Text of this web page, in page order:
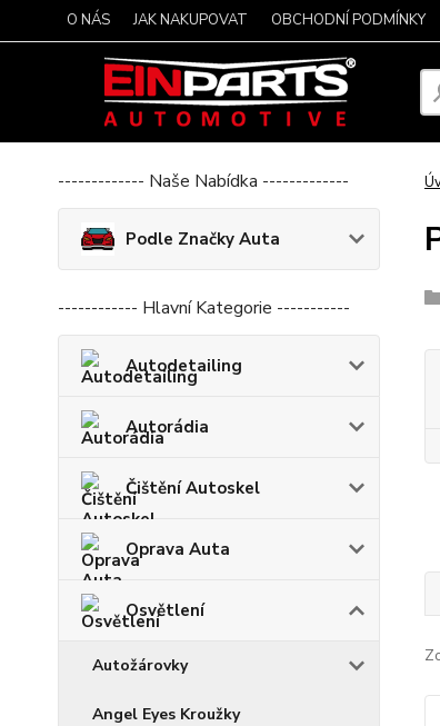
O NÁS JAK NAKUPOVAT OBCHODNÍ PODMÍNKY
------------- Naše Nabídka -------------
Podle Značky Auta
------------ Hlavní Kategorie -----------
Autodetailing
Autorádia
Čištění Autoskel
Oprava Auta
Osvětlení
Autožárovky
Angel Eyes Kroužky